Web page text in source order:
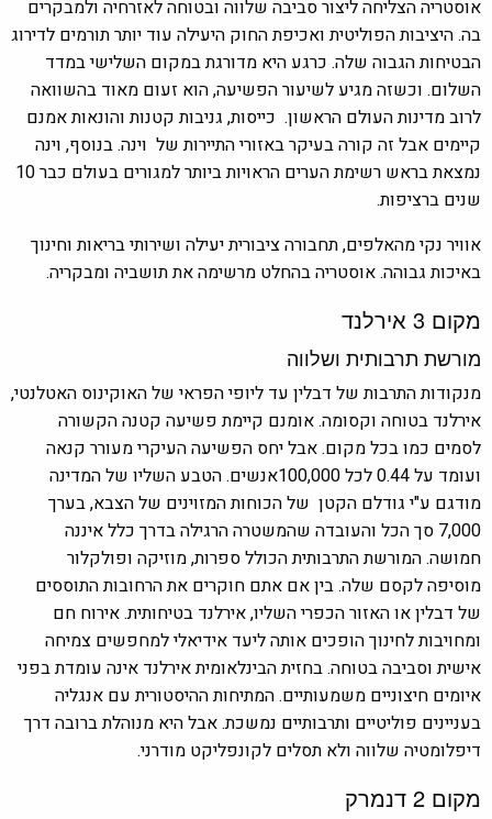
אוסטריה הצליחה ליצור סביבה שלווה ובטוחה לאזרחיה ולמבקרים
בה. היציבות הפוליטית ואכיפת החוק היעילה עוד יותר תורמים לדירוג
הבטיחות הגבוה שלה. כרגע היא מדורגת במקום השלישי במדד
השלום. וכשזה מגיע לשיעור הפשיעה, הוא זעום מאוד בהשוואה
לרוב מדינות העולם הראשון. כייסות, גניבות קטנות והונאות אמנם
קיימים אבל זה קורה בעיקר באזורי התיירות של וינה. בנוסף, וינה
נמצאת בראש רשימת הערים הראויות ביותר למגורים בעולם כבר 10
שנים ברציפות.
אוויר נקי מהאלפים, תחבורה ציבורית יעילה ושירותי בריאות וחינוך
באיכות גבוהה. אוסטריה בהחלט מרשימה את תושביה ומבקריה.
מקום 3 אירלנד
מורשת תרבותית ושלווה
מנקודות התרבות של דבלין עד ליופי הפראי של האוקינוס האטלנטי,
אירלנד בטוחה וקסומה. אומנם קיימת פשיעה קטנה הקשורה
לסמים כמו בכל מקום. אבל יחס הפשיעה העיקרי מעורר קנאה
ועומד על 0.44 לכל 100,000אנשים.
הטבע השליו של המדינה
מודגם ע"י גודלם הקטן של הכוחות המזוינים של הצבא, בערך
7,000 סך הכל והעובדה שהמשטרה הרגילה בדרך כלל איננה
חמושה. המורשת התרבותית הכולל ספרות, מוזיקה ופולקלור
מוסיפה לקסם שלה. בין אם אתם חוקרים את הרחובות התוססים
של דבלין או האזור הכפרי השליו, אירלנד בטיחותית. אירוח חם
ומחויבות לחינוך הופכים אותה ליעד אידיאלי למחפשים צמיחה
אישית וסביבה בטוחה. בחזית הבינלאומית אירלנד אינה עומדת בפני
איומים חיצוניים משמעותיים. המתיחות ההיסטורית עם אנגליה
בעניינים פוליטיים ותרבותיים נמשכת. אבל היא מנוהלת ברובה דרך
דיפלומטיה שלווה ולא תסלים לקונפליקט מודרני.
מקום 2 דנמרק